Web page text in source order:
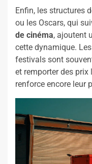
Enfin, les structures
ou les Oscars, qui
de cinéma, ajoutent
cette dynamique.
festivals sont
et remporter des prix
renforce encore leur